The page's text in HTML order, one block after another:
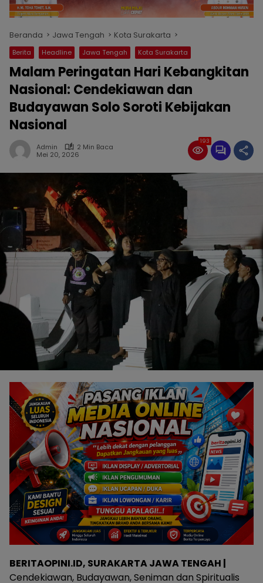
Beranda Jawa Tengah Kota Surakarta
Berita Headline Jawa Tengah Kota Surakarta
Malam Peringatan Hari Kebangkitan
Nasional: Cendekiawan dan
Budayawan Solo Soroti Kebijakan
Nasional
Admin
2 Min Baca
Mei 20, 2026
193
BERITAOPINI.ID, SURAKARTA JAWA TENGAH |
Cendekiawan, Budayawan, Seniman dan Spiritualis